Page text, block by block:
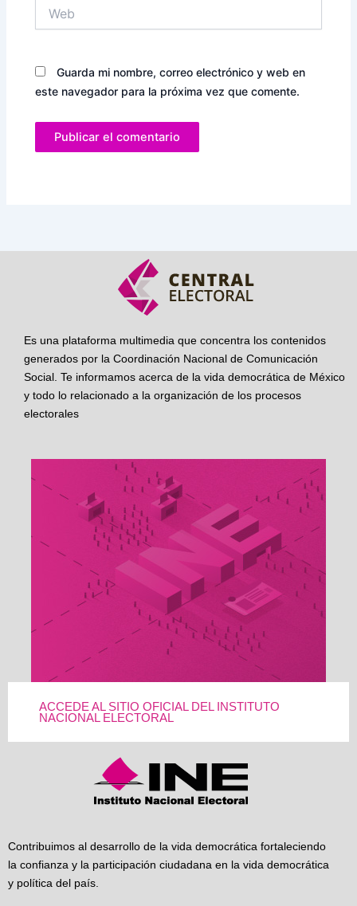
Guarda mi nombre, correo electrónico y web en
este navegador para la próxima vez que comente.
Es una plataforma multimedia que concentra los contenidos
generados por la Coordinación Nacional de Comunicación
Social. Te informamos acerca de la vida democrática de México
y todo lo relacionado a la organización de los procesos
electorales
ACCEDE AL SITIO OFICIAL DEL INSTITUTO
NACIONAL ELECTORAL
Contribuimos al desarrollo de la vida democrática fortaleciendo
la confianza y la participación ciudadana en la vida democrática
y política del país.